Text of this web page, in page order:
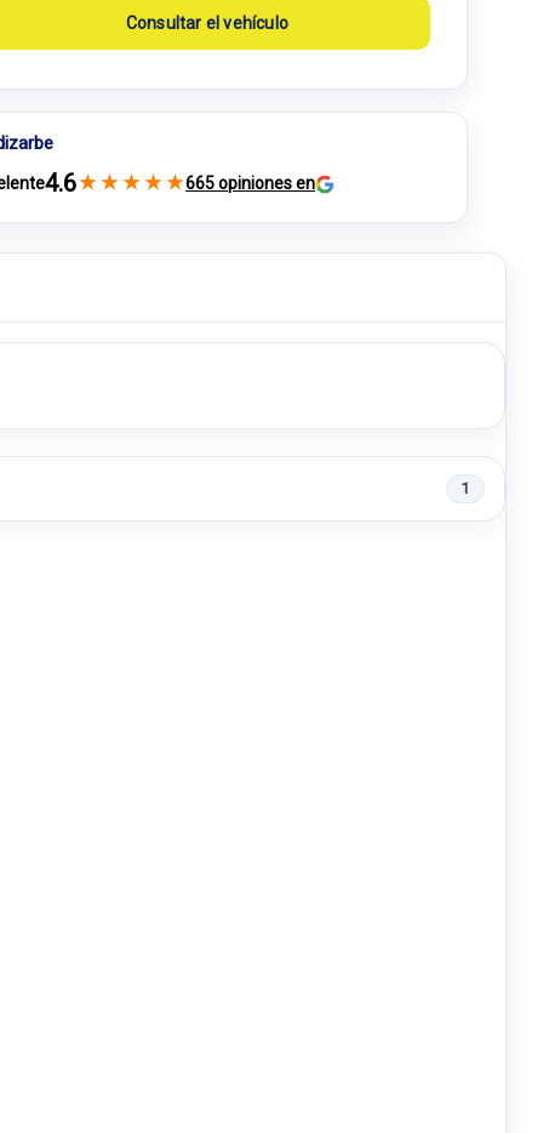
Consultar el vehículo
4.6★ ★ ★ ★ ★665 opiniones en
1